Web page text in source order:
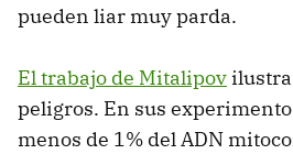
pueden liar muy parda.
El trabajo de Mitalipov
peligros. En sus
menos de 1% del ADN